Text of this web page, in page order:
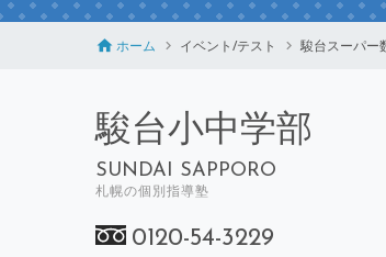
ホーム イベント/テスト 駿台スーパー
駿台小中学部
SUNDAI SAPPORO
札幌の個別指導塾
0120-54-3229